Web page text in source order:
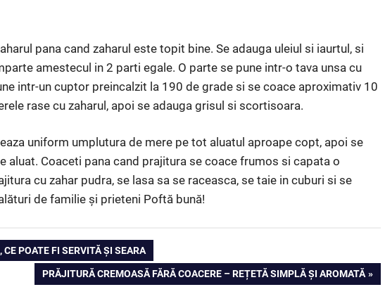
pana cand zaharul este topit bine. Se adauga uleiul si iaurtul, si
amestecul in 2 parti egale. O parte se pune intr-o tava unsa cu
intr-un cuptor preincalzit la 190 de grade si se coace aproximativ 10
rase cu zaharul, apoi se adauga grisul si scortisoara.
uniform umplutura de mere pe tot aluatul aproape copt, apoi se
aluat. Coaceti pana cand prajitura se coace frumos si capata o
cu zahar pudra, se lasa sa se raceasca, se taie in cuburi si se
de familie și prieteni Poftă bună!
POATE FI SERVITĂ ȘI SEARA
NEXT
PRĂJITURĂ CREMOASĂ FĂRĂ COACERE – REȚETĂ SIMPLĂ ȘI AROMATĂ